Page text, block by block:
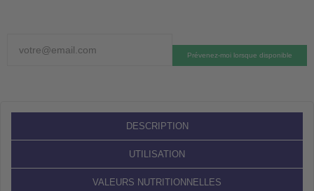
Prévenez-moi lorsque disponible
DESCRIPTION
UTILISATION
VALEURS NUTRITIONNELLES